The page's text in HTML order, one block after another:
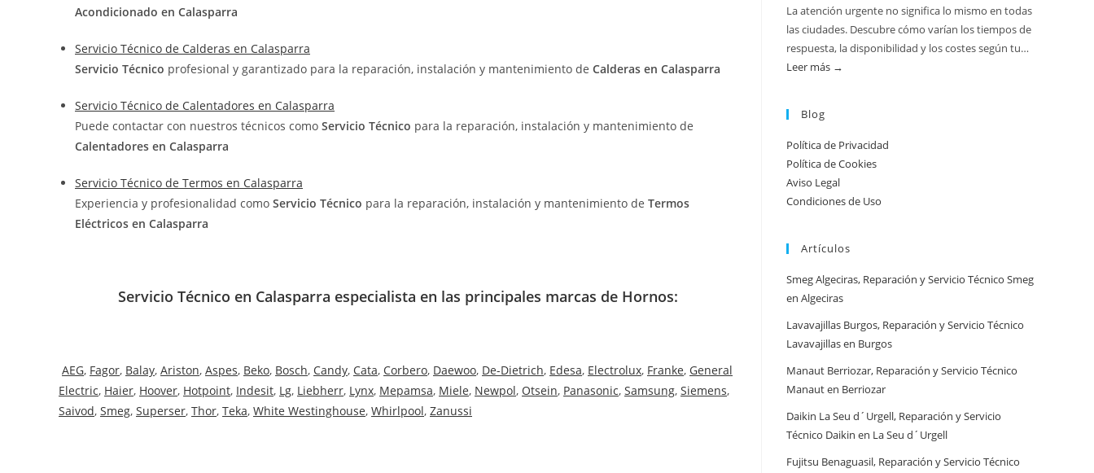
Acondicionado en Calasparra
Servicio Técnico de Calderas en Calasparra
Servicio Técnico profesional y garantizado para la reparación, instalación y mantenimiento de Calderas en Calasparra
Servicio Técnico de Calentadores en Calasparra
Puede contactar con nuestros técnicos como Servicio Técnico para la reparación, instalación y mantenimiento de
Calentadores en Calasparra
Servicio Técnico de Termos en Calasparra
Experiencia y profesionalidad como Servicio Técnico para la reparación, instalación y mantenimiento de Termos
Eléctricos en Calasparra
Servicio Técnico en Calasparra especialista en las principales marcas de Hornos:
AEG, Fagor, Balay, Ariston, Aspes, Beko, Bosch, Candy, Cata, Corbero, Daewoo, De-Dietrich, Edesa, Electrolux, Franke, General
Electric, Haier, Hoover, Hotpoint, Indesit, Lg, Liebherr, Lynx, Mepamsa, Miele, Newpol, Otsein, Panasonic, Samsung, Siemens,
Saivod, Smeg, Superser, Thor, Teka, White Westinghouse, Whirlpool, Zanussi
La atención urgente no significa lo mismo en todas
las ciudades. Descubre cómo varían los tiempos de
respuesta, la disponibilidad y los costes según tu…
Leer más →
ciudad:
disponibilidad
y
en
Blog
Política de Privacidad
Política de Cookies
Aviso Legal
Condiciones de Uso
Artículos
Smeg Algeciras, Reparación y Servicio Técnico Smeg
en Algeciras
Lavavajillas Burgos, Reparación y Servicio Técnico
Lavavajillas en Burgos
Manaut Berriozar, Reparación y Servicio Técnico
Manaut en Berriozar
Daikin La Seu d´Urgell, Reparación y Servicio
Técnico Daikin en La Seu d´Urgell
Fujitsu Benaguasil, Reparación y Servicio Técnico